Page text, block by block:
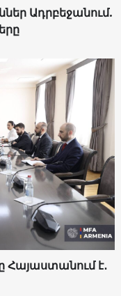
Ադրբեջանում.
Հայաստանում է․